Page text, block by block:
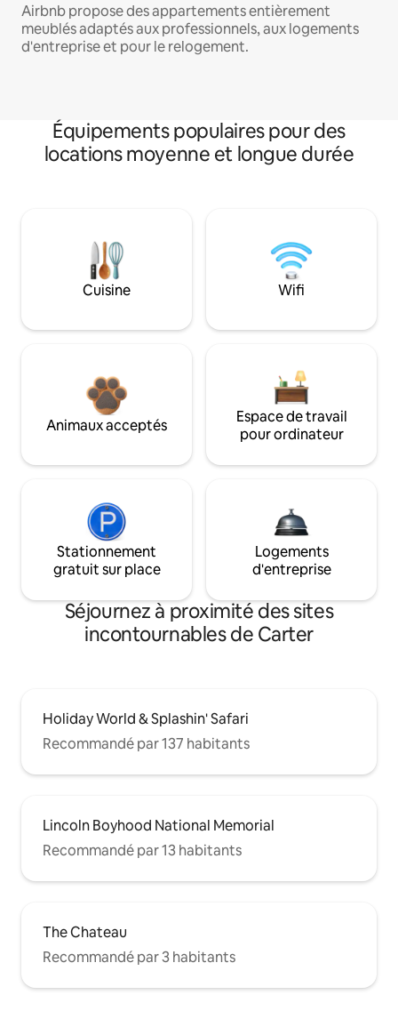
Airbnb propose des appartements entièrement
meublés adaptés aux professionnels, aux logements
d'entreprise et pour le relogement.
Équipements populaires pour des
locations moyenne et longue durée
Cuisine Wifi
Animaux acceptés
Espace de travail
pour ordinateur
Stationnement
gratuit sur place
Logements
d'entreprise
Séjournez à proximité des sites
incontournables de Carter
Holiday World & Splashin' Safari
Recommandé par 137 habitants
Lincoln Boyhood National Memorial
Recommandé par 13 habitants
The Chateau
Recommandé par 3 habitants